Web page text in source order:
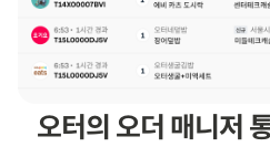
오터의 오더 매니저